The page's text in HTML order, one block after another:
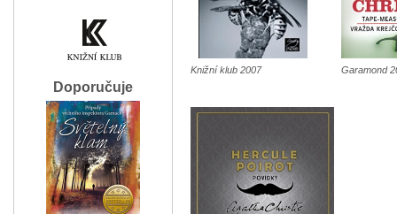
Knižní klub 2007 Garamond
Doporučuje